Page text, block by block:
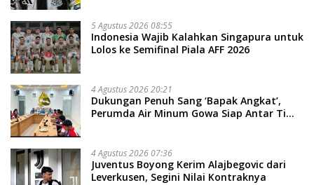
5 Agustus 2026 08:55
Indonesia Wajib Kalahkan Singapura untuk
Lolos ke Semifinal Piala AFF 2026
4 Agustus 2026 20:21
Dukungan Penuh Sang ‘Bapak Angkat’,
Perumda Air Minum Gowa Siap Antar Tim
4 Agustus 2026 07:36
Juventus Boyong Kerim Alajbegovic dari
Leverkusen, Segini Nilai Kontraknya